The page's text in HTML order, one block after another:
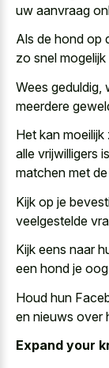
uw aanvraag
Als de hond op
zo snel
Wees geduldig,
meerdere
Het kan
alle vrijwilligers
matchen met
Kijk op je
veelgestelde
Kijk eens naar
een hond je
Houd hun
en nieuws over
Expand your